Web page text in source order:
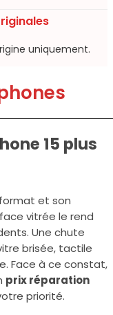
uniquement.​
15 plus
format et son
vitrée le rend
Une chute
brisée, tactile
Face à ce constat,
prix réparation
priorité.